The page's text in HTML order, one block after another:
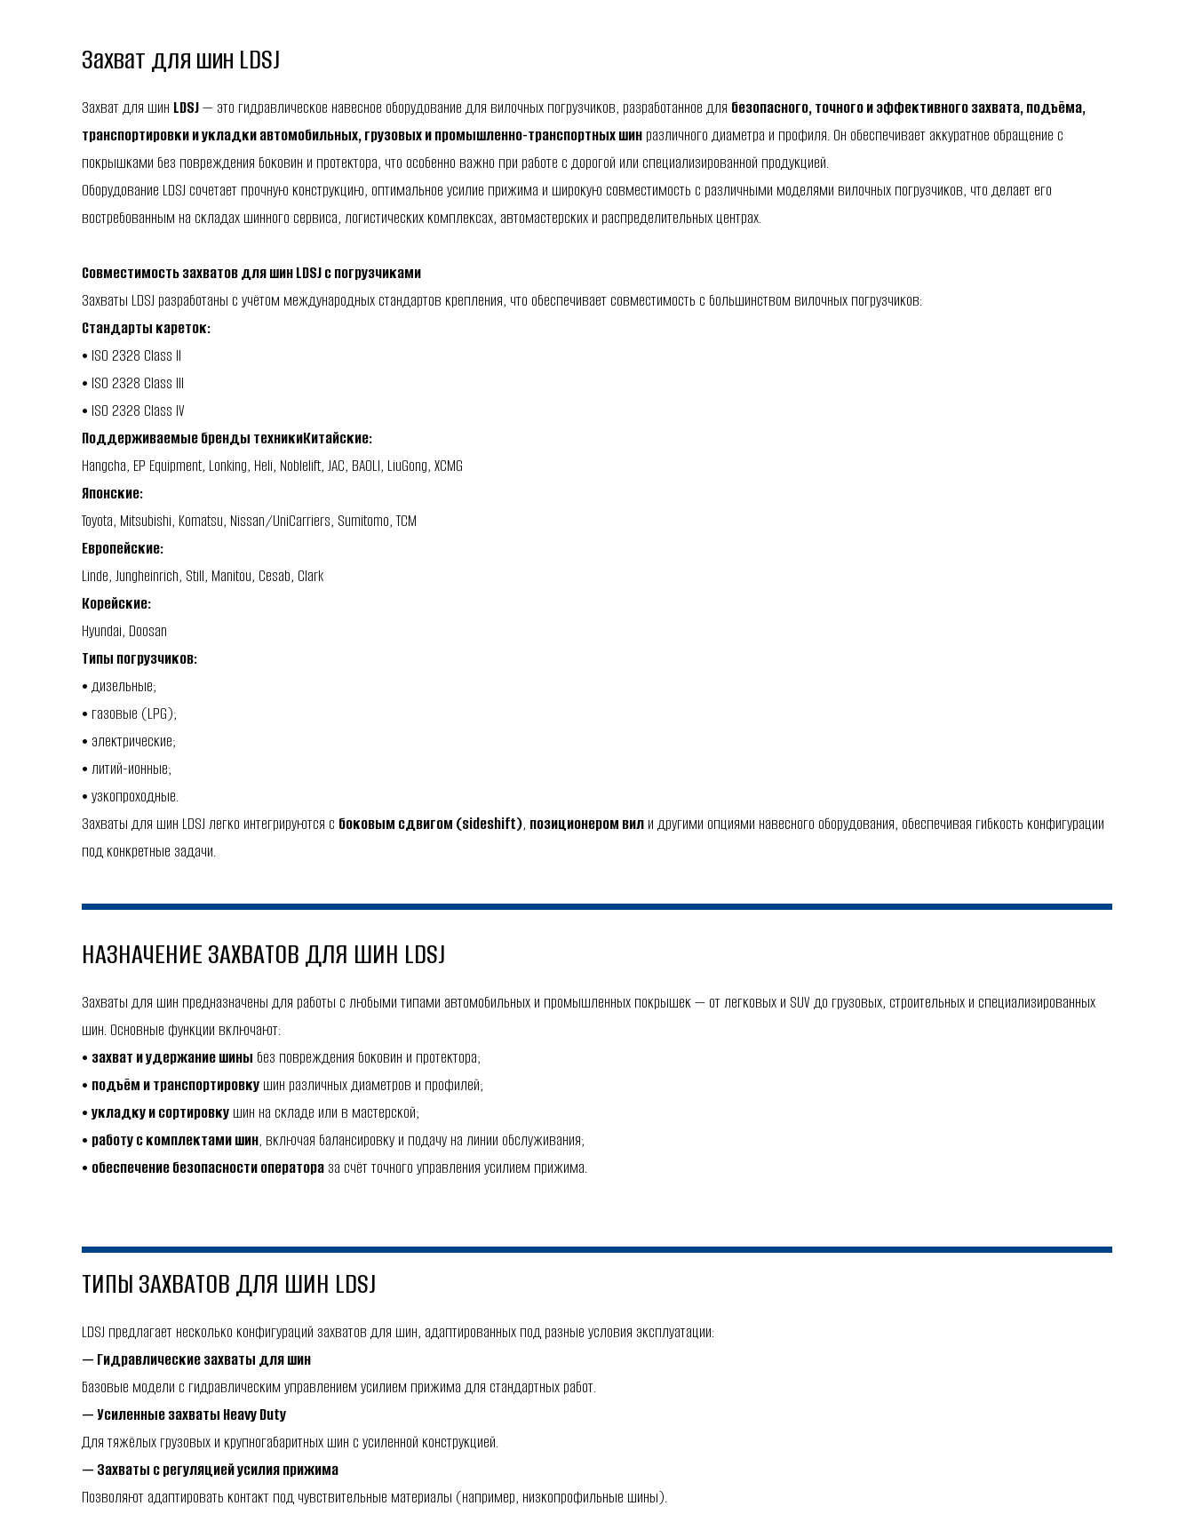
Захват для шин LDSJ
Захват для шин LDSJ— это гидравлическое навесное оборудование для вилочных погрузчиков, разработанное для безопасного, точного и эффективного захвата, подъёма,
транспортировки и укладки автомобильных, грузовых и промышленно-транспортных шин различного диаметра и профиля. Он обеспечивает аккуратное обращение с
покрышками без повреждения боковин и протектора, что особенно важно при работе с дорогой или специализированной продукцией.
Оборудование LDSJ сочетает прочную конструкцию, оптимальное усилие прижима и широкую совместимость с различными моделями вилочных погрузчиков, что делает его
востребованным на складах шинного сервиса, логистических комплексах, автомастерских и распределительных центрах.
Совместимость захватов для шин LDSJ с погрузчиками
Захваты LDSJ разработаны с учётом международных стандартов крепления, что обеспечивает совместимость с большинством вилочных погрузчиков:
Стандарты кареток:
• ISO 2328 Class II
• ISO 2328 Class III
• ISO 2328 Class IV
Поддерживаемые бренды техникиКитайские:
Hangcha, EP Equipment, Lonking, Heli, Noblelift, JAC, BAOLI, LiuGong, XCMG
Японские:
Toyota, Mitsubishi, Komatsu, Nissan/UniCarriers, Sumitomo, TCM
Европейские:
Linde, Jungheinrich, Still, Manitou, Cesab, Clark
Корейские:
Hyundai, Doosan
Типы погрузчиков:
• дизельные;
• газовые (LPG);
• электрические;
• литий-ионные;
• узкопроходные.
Захваты для шин LDSJ легко интегрируются с боковым сдвигом (sideshift), позиционером вил и другими опциями навесного оборудования, обеспечивая гибкость конфигурации
под конкретные задачи.
НАЗНАЧЕНИЕ ЗАХВАТОВ ДЛЯ ШИН LDSJ
Захваты для шин предназначены для работы с любыми типами автомобильных и промышленных покрышек — от легковых и SUV до грузовых, строительных и специализированных
шин. Основные функции включают:
• захват и удержание шины без повреждения боковин и протектора;
• подъём и транспортировку шин различных диаметров и профилей;
• укладку и сортировку шин на складе или в мастерской;
• работу с комплектами шин, включая балансировку и подачу на линии обслуживания;
• обеспечение безопасности оператора за счёт точного управления усилием прижима.
ТИПЫ ЗАХВАТОВ ДЛЯ ШИН LDSJ
LDSJ предлагает несколько конфигураций захватов для шин, адаптированных под разные условия эксплуатации:
— Гидравлические захваты для шин
Базовые модели с гидравлическим управлением усилием прижима для стандартных работ.
— Усиленные захваты Heavy Duty
Для тяжёлых грузовых и крупногабаритных шин с усиленной конструкцией.
— Захваты с регуляцией усилия прижима
Позволяют адаптировать контакт под чувствительные материалы (например, низкопрофильные шины).